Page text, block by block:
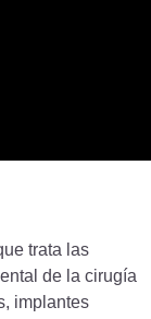
trata las
de la cirugía
implantes